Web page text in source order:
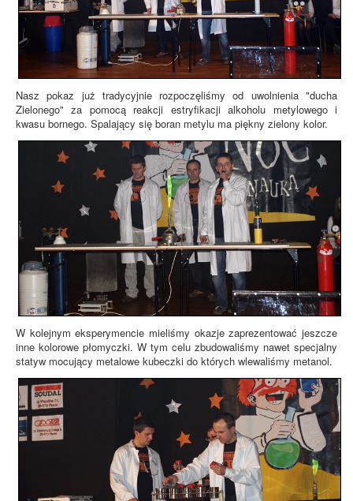
Nasz pokaz już tradycyjnie rozpoczęliśmy od uwolnienia "ducha
Zielonego" za pomocą reakcji estryfikacji alkoholu metylowego i
kwasu bornego. Spalający się boran metylu ma piękny zielony kolor.
W kolejnym eksperymencie mieliśmy okazje zaprezentować jeszcze
inne kolorowe płomyczki. W tym celu zbudowaliśmy nawet specjalny
statyw mocujący metalowe kubeczki do których wlewaliśmy metanol.